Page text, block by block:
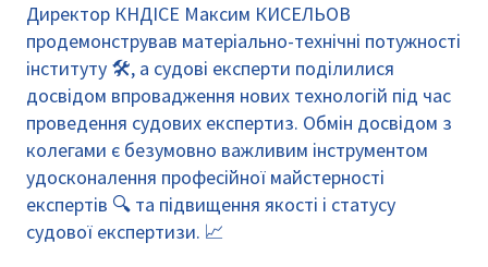
Директор КНДІСЕ Максим КИСЕЛЬОВ
продемонстрував матеріально-технічні потужності
інституту 🛠️, а судові експерти поділилися
досвідом впровадження нових технологій під час
проведення судових експертиз. Обмін досвідом з
колегами є безумовно важливим інструментом
удосконалення професійної майстерності
експертів 🔍 та підвищення якості і статусу
судової експертизи. 📈